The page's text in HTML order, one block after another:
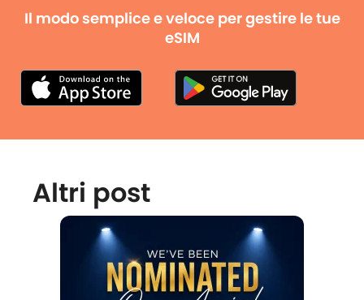
Il modo semplice e veloce per gestire le tue
eSIM
Altri post